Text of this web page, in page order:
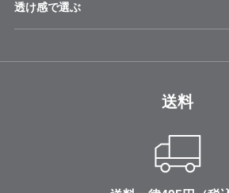
透け感で選ぶ
送料